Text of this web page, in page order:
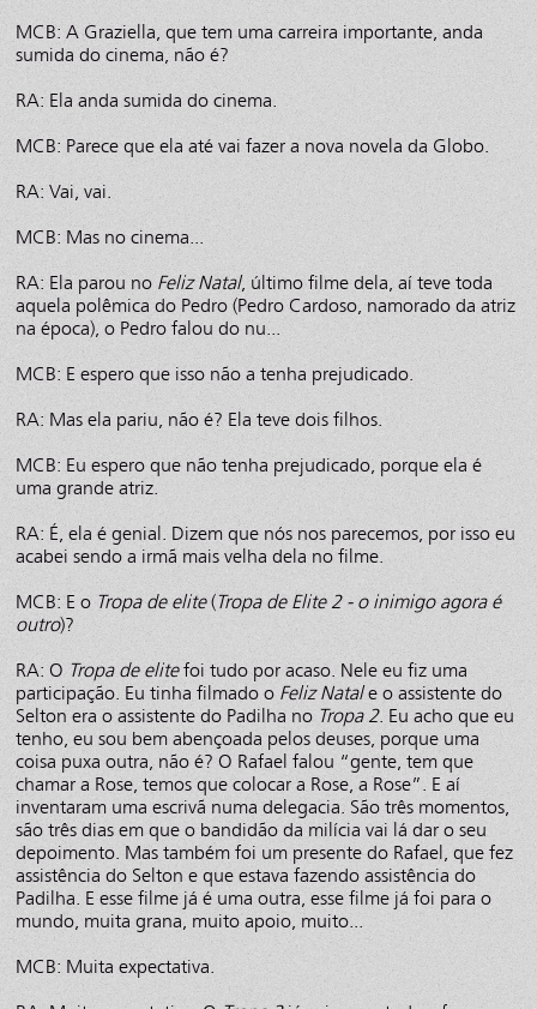
MCB: A Graziella, que tem uma carreira importante, anda
sumida do cinema, não é?
RA: Ela anda sumida do cinema.
MCB: Parece que ela até vai fazer a nova novela da Globo.
RA: Vai, vai.
MCB: Mas no cinema...
RA: Ela parou no Feliz Natal, último filme dela, aí teve toda
aquela polêmica do Pedro (Pedro Cardoso, namorado da atriz
na época), o Pedro falou do nu...
MCB: E espero que isso não a tenha prejudicado.
RA: Mas ela pariu, não é? Ela teve dois filhos.
MCB: Eu espero que não tenha prejudicado, porque ela é
uma grande atriz.
RA: É, ela é genial. Dizem que nós nos parecemos, por isso eu
acabei sendo a irmã mais velha dela no filme.
MCB: E o Tropa de elite(Tropa de Elite 2 - o inimigo agora é
outro)?
RA: O Tropa de elitefoi tudo por acaso. Nele eu fiz uma
participação. Eu tinha filmado o Feliz Natale o assistente do
Selton era o assistente do Padilha no Tropa 2. Eu acho que eu
tenho, eu sou bem abençoada pelos deuses, porque uma
coisa puxa outra, não é? O Rafael falou “gente, tem que
chamar a Rose, temos que colocar a Rose, a Rose”. E aí
inventaram uma escrivã numa delegacia. São três momentos,
são três dias em que o bandidão da milícia vai lá dar o seu
depoimento. Mas também foi um presente do Rafael, que fez
assistência do Selton e que estava fazendo assistência do
Padilha. E esse filme já é uma outra, esse filme já foi para o
mundo, muita grana, muito apoio, muito...
MCB: Muita expectativa.